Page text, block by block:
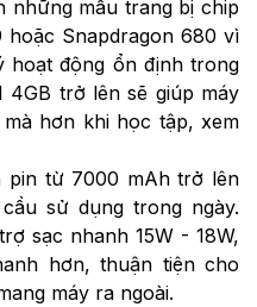
những mẫu trang bị chip
hoặc Snapdragon 680 vì
hoạt động ổn định trong
4GB trở lên sẽ giúp máy
hơn khi học tập, xem
pin từ 7000 mAh trở lên
sử dụng trong ngày.
sạc nhanh 15W - 18W,
hơn, thuận tiện cho
máy ra ngoài.